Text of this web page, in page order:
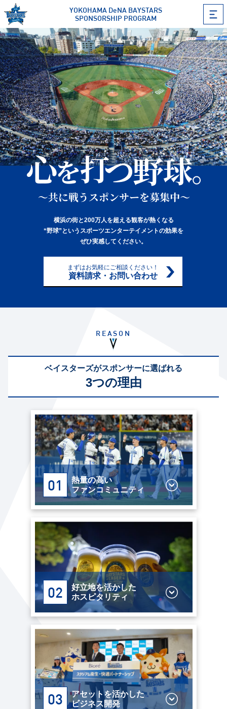
YOKOHAMA DeNA BAYSTARS
SPONSORSHIP PROGRAM
横浜の街と200万人を超える観客が熱くなる
“野球”というスポーツエンターテイメントの効果を
ぜひ実感してください。
まずはお気軽にご相談ください！
資料請求・お問い合わせ
REASON
ベイスターズがスポンサーに選ばれる
3つの理由
01
熱量の高い
ファンコミュニティ
02
好立地を活かした
ホスピタリティ
03
アセットを活かした
ビジネス開発